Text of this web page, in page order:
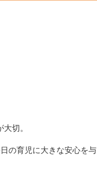
切。
の育児に大きな安心を与